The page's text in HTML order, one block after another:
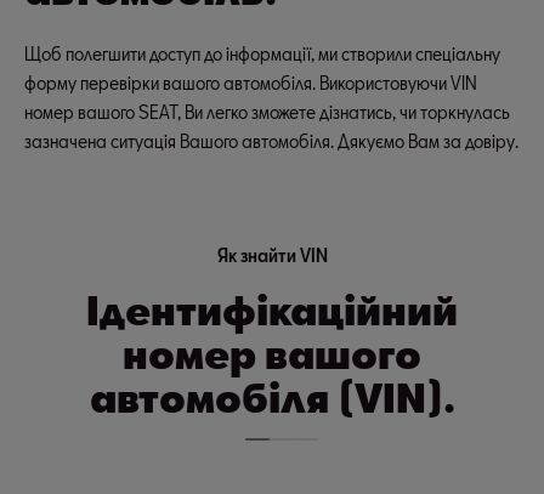
Щоб полегшити доступ до інформації, ми створили спеціальну
форму перевірки вашого автомобіля. Використовуючи VIN
номер вашого SEAT, Ви легко зможете дізнатись, чи торкнулась
зазначена ситуація Вашого автомобіля. Дякуємо Вам за довіру.
Як знайти VIN
Ідентифікаційний
номер вашого
автомобіля (VIN).